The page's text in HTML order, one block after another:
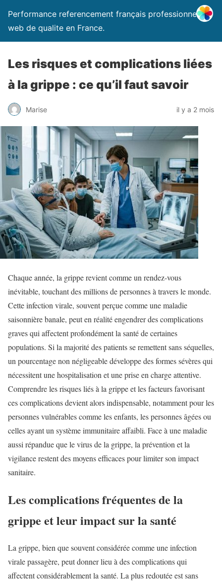
Performance referencement français professionnel
web de qualite en France.
Les risques et complications liées
à la grippe : ce qu’il faut savoir
Marise il y a 2 mois
Chaque année, la grippe revient comme un rendez-vous
inévitable, touchant des millions de personnes à travers le monde.
Cette infection virale, souvent perçue comme une maladie
saisonnière banale, peut en réalité engendrer des complications
graves qui affectent profondément la santé de certaines
populations. Si la majorité des patients se remettent sans séquelles,
un pourcentage non négligeable développe des formes sévères qui
nécessitent une hospitalisation et une prise en charge attentive.
Comprendre les risques liés à la grippe et les facteurs favorisant
ces complications devient alors indispensable, notamment pour les
personnes vulnérables comme les enfants, les personnes âgées ou
celles ayant un système immunitaire affaibli. Face à une maladie
aussi répandue que le virus de la grippe, la prévention et la
vigilance restent des moyens efficaces pour limiter son impact
sanitaire.
Les complications fréquentes de la
grippe et leur impact sur la santé
La grippe, bien que souvent considérée comme une infection
virale passagère, peut donner lieu à des complications qui
affectent considérablement la santé. La plus redoutée est sans